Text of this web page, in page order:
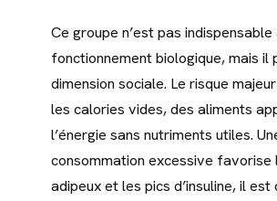
Ce groupe n’est pas indispensable
fonctionnement biologique, mais il
dimension sociale. Le risque
les calories vides, des aliments
l’énergie sans nutriments utiles.
consommation excessive favorise
adipeux et les pics d’insuline, il est